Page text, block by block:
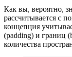
Как вы, вероятно,
рассчитывается с
концепция
(padding) и границ
количества